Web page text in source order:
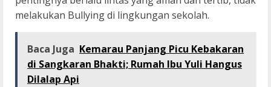
melakukan Bullying di lingkungan sekolah.
Baca Juga Kemarau Panjang Picu Kebakaran
di Sangkaran Bhakti; Rumah Ibu Yuli Hangus
Dilalap Api